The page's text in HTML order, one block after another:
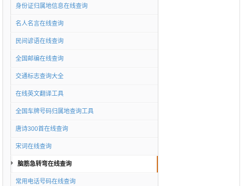
身份证归属地信息在线查询
名人名言在线查询
民间谚语在线查询
全国邮编在线查询
交通标志查询大全
在线英文翻译工具
全国车牌号码归属地查询工具
唐诗300首在线查询
宋词在线查询
脑筋急转弯在线查询
常用电话号码在线查询